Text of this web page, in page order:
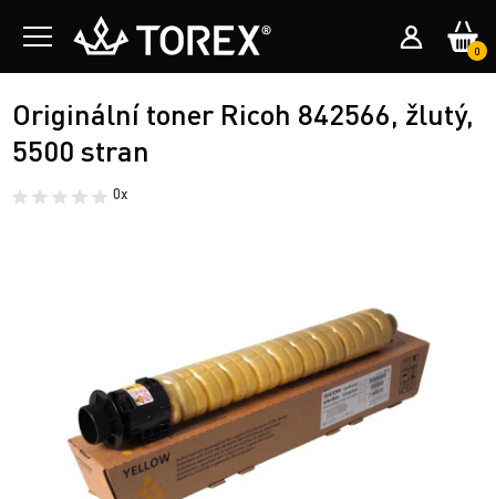
0
Originální toner Ricoh 842566, žlutý,
5500 stran
0x